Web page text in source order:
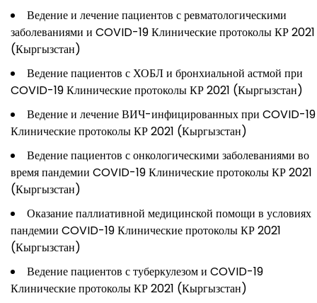
Ведение и лечение пациентов с ревматологическими
заболеваниями и COVID-19 Клинические протоколы КР 2021
(Кыргызстан)
Ведение пациентов с ХОБЛ и бронхиальной астмой при
COVID-19 Клинические протоколы КР 2021 (Кыргызстан)
Ведение и лечение ВИЧ-инфицированных при COVID-19
Клинические протоколы КР 2021 (Кыргызстан)
Ведение пациентов с онкологическими заболеваниями во
время пандемии COVID-19 Клинические протоколы КР 2021
(Кыргызстан)
Оказание паллиативной медицинской помощи в условиях
пандемии COVID-19 Клинические протоколы КР 2021
(Кыргызстан)
Ведение пациентов с туберкулезом и COVID-19
Клинические протоколы КР 2021 (Кыргызстан)